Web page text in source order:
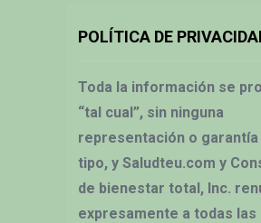
POLÍTICA DE
Toda la información se
“tal cual”, sin ninguna
representación o garantía
tipo, y Saludteu.com y
de bienestar total, Inc.
expresamente a todas las